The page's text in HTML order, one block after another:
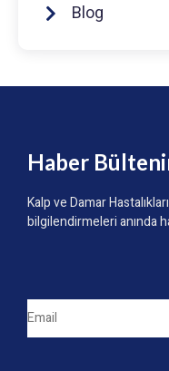
Blog
Haber
Kalp ve Damar
bilgilendirmeleri anında